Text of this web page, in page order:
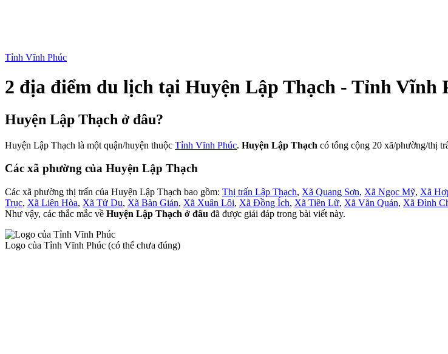
Tỉnh Vĩnh Phúc
2 địa điểm du lịch tại Huyện Lập Thạch - Tỉnh Vĩnh
Huyện Lập Thạch ở đâu?
Huyện Lập Thạch là một quận/huyện thuộc Tỉnh Vĩnh Phúc. Huyện Lập Thạch có tổng cộng 20 xã/phường/thị
Các xã phường của Huyện Lập Thạch
Các xã phường thị trấn của Huyện Lập Thạch bao gồm: Thị trấn Lập Thạch, Xã Quang Sơn, Xã Ngọc Mỹ, Xã
Trục, Xã Liên Hòa, Xã Tử Du, Xã Bàn Giản, Xã Xuân Lôi, Xã Đồng Ích, Xã Tiên Lữ, Xã Văn Quán, Xã Đình
Như vậy, các thắc mắc về Huyện Lập Thạch ở đâu đã được giải đáp trong bài viết này.
Logo của Tỉnh Vĩnh Phúc (có thể chưa đúng)